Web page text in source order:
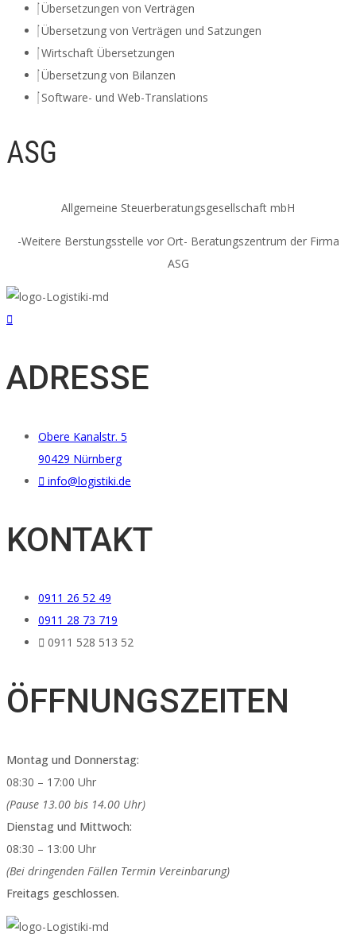
Übersetzungen von Verträgen
Übersetzung von Verträgen und Satzungen
Wirtschaft Übersetzungen
Übersetzung von Bilanzen
Software- und Web-Translations
ASG
Allgemeine Steuerberatungsgesellschaft mbH
-Weitere Berstungsstelle vor Ort- Beratungszentrum der Firma
ASG
ADRESSE
Obere Kanalstr. 5
90429 Nürnberg
info@logistiki.de
KONTAKT
0911 26 52 49
0911 28 73 719
0911 528 513 52
ÖFFNUNGSZEITEN
Μοntag und Donnerstag:
08:30 – 17:00 Uhr
(Pause 13.00 bis 14.00 Uhr)
Dienstag und Mittwoch:
08:30 – 13:00 Uhr
(Bei dringenden Fällen Termin Vereinbarung)
Freitags geschlossen.